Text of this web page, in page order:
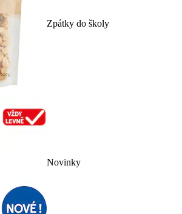
Zpátky do školy
Novinky